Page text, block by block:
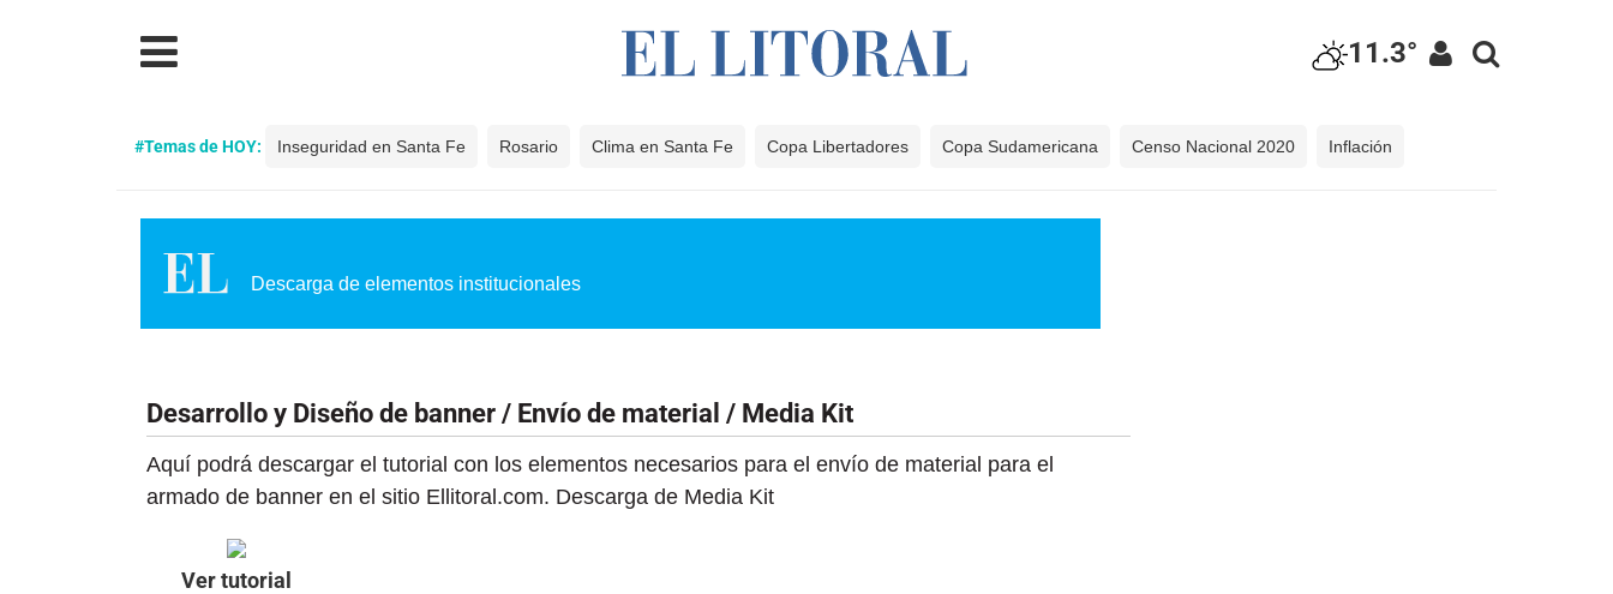
11.3°
#Temas de HOY: Inseguridad en Santa Fe Rosario Clima en Santa Fe Copa Libertadores Copa Sudamericana Censo Nacional 2020 Inflación
Descarga de elementos institucionales
Desarrollo y Diseño de banner / Envío de material / Media Kit
Aquí podrá descargar el tutorial con los elementos necesarios para el envío de material para el
armado de banner en el sitio Ellitoral.com. Descarga de Media Kit
Ver tutorial